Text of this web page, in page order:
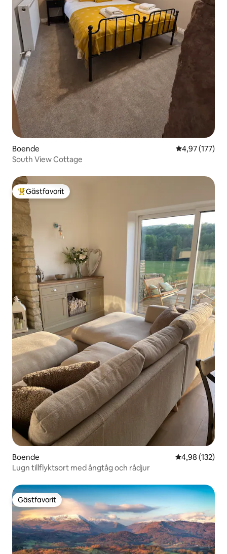
Boende 4,97 av 5 i
4,97 (177)
South View Cottage
Populär gästfavorit
Gästfavorit
Boende 4,98 av 5 i
4,98 (132)
Lugn tillflyktsort med ångtåg och rådjur
Gästfavorit
Gästfavorit